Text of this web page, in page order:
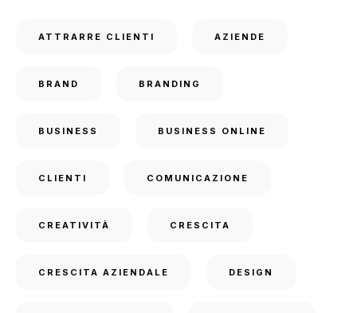
ATTRARRE CLIENTI AZIENDE
BRAND BRANDING
BUSINESS BUSINESS ONLINE
CLIENTI COMUNICAZIONE
CREATIVITÀ CRESCITA
CRESCITA AZIENDALE DESIGN